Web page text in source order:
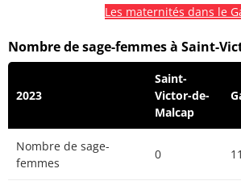
Les maternités dans le
Nombre de sage-femmes à Saint-
2023
Saint-
Victor-de-
Malcap
Nombre de sage-
femmes
0